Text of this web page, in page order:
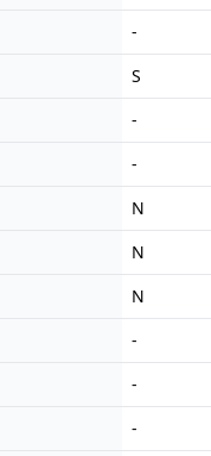
-
S
-
-
N
N
N
-
-
-